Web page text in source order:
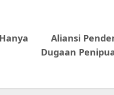
Aliansi
Dugaan